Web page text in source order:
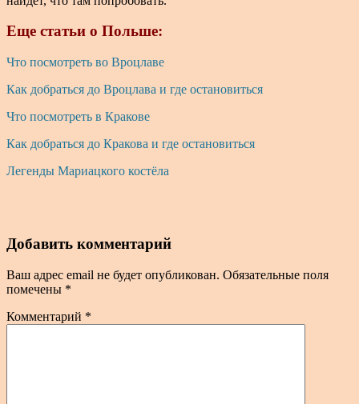
Еще статьи о Польше:
Что посмотреть во Вроцлаве
Как добраться до Вроцлава и где остановиться
Что посмотреть в Кракове
Как добраться до Кракова и где остановиться
Легенды Мариацкого костёла
Добавить комментарий
Ваш адрес email не будет опубликован. Обязательные поля
помечены *
Комментарий *